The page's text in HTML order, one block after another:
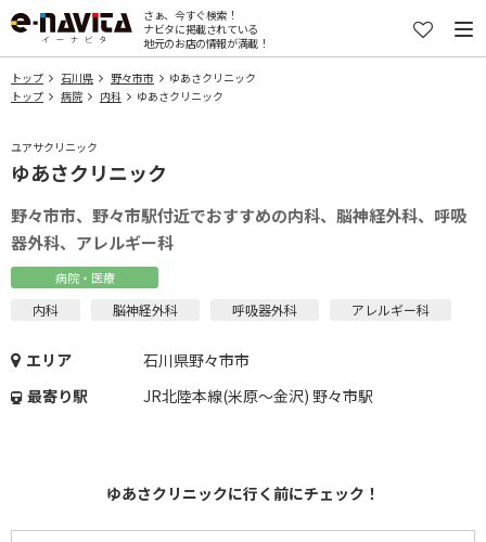
さぁ、今すぐ検索！
ナビタに掲載されている
地元のお店の情報が満載！
トップ 石川県 野々市市
ゆあさクリニック
トップ
病院 内科 ゆあさクリニック
ユアサクリニック
ゆあさクリニック
野々市市、野々市駅付近でおすすめの内科、脳神経外科、呼吸
器外科、アレルギー科
病院・医療
内科 脳神経外科 呼吸器外科 アレルギー科
エリア
石川県野々市市
最寄り駅
JR北陸本線(米原～金沢) 野々市駅
ゆあさクリニックに行く前にチェック！